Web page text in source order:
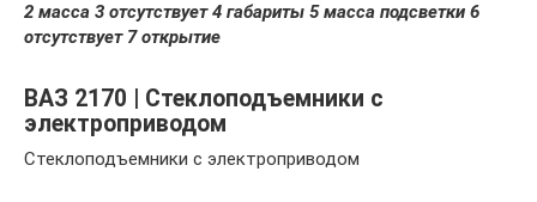
2 масса 3 отсутствует 4 габариты 5 масса подсветки 6
отсутствует 7 открытие
ВАЗ 2170 | Стеклоподъемники с
электроприводом
Стеклоподъемники с электроприводом